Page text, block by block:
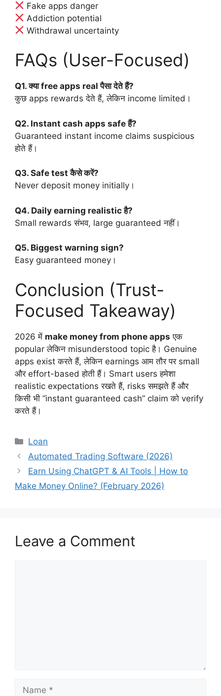
Fake apps danger
Addiction potential
Withdrawal uncertainty
FAQs (User-Focused)
Q1. क्या free apps real पैसा देते हैं?
कुछ apps rewards देते हैं, लेकिन income limited।
Q2. Instant cash apps safe हैं?
Guaranteed instant income claims suspicious
होते हैं।
Q3. Safe test कैसे करें?
Never deposit money initially।
Q4. Daily earning realistic है?
Small rewards संभव, large guaranteed नहीं।
Q5. Biggest warning sign?
Easy guaranteed money।
Conclusion (Trust-
Focused Takeaway)
2026 में make money from phone apps एक
popular लेकिन misunderstood topic है। Genuine
apps exist करते हैं, लेकिन earnings आम तौर पर small
और effort-based होती हैं। Smart users हमेशा
realistic expectations रखते हैं, risks समझते हैं और
किसी भी “instant guaranteed cash” claim को verify
करते हैं।
Categories
Loan
Automated Trading Software (2026)
Earn Using ChatGPT & AI Tools | How to
Make Money Online? (February 2026)
Leave a Comment